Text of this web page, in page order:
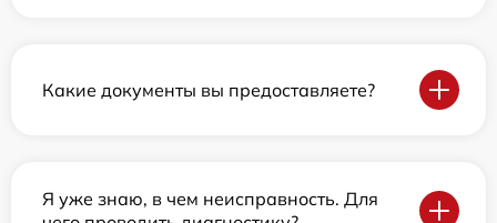
Какие документы вы предоставляете?
Я уже знаю, в чем неисправность. Для